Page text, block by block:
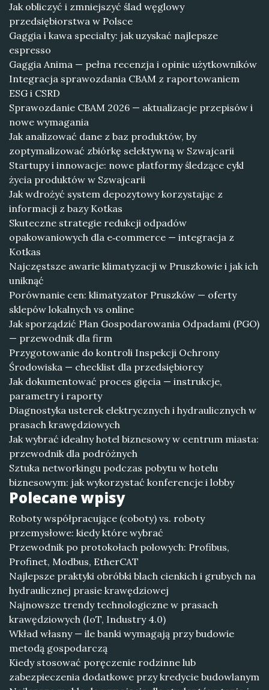
Jak obliczyć i zmniejszyć ślad węglowy
przedsiębiorstwa w Polsce
Gaggia i kawa specialty: jak uzyskać najlepsze
espresso
Gaggia Anima — pełna recenzja i opinie użytkowników
Integracja sprawozdania CBAM z raportowaniem
ESG i CSRD
Sprawozdanie CBAM 2026 — aktualizacje przepisów i
nowe wymagania
Jak analizować dane z baz produktów, by
zoptymalizować zbiórkę selektywną w Szwajcarii
Startupy i innowacje: nowe platformy śledzące cykl
życia produktów w Szwajcarii
Jak wdrożyć system depozytowy korzystając z
informacji z bazy Kotkas
Skuteczne strategie redukcji odpadów
opakowaniowych dla e‑commerce — integracja z
Kotkas
Najczęstsze awarie klimatyzacji w Pruszkowie i jak ich
uniknąć
Porównanie cen: klimatyzator Pruszków — oferty
sklepów lokalnych vs online
Jak sporządzić Plan Gospodarowania Odpadami (PGO)
— przewodnik dla firm
Przygotowanie do kontroli Inspekcji Ochrony
Środowiska — checklist dla przedsiębiorcy
Jak dokumentować proces gięcia — instrukcje,
parametry i raporty
Diagnostyka usterek elektrycznych i hydraulicznych w
prasach krawędziowych
Jak wybrać idealny hotel biznesowy w centrum miasta:
przewodnik dla podróżnych
Sztuka networkingu podczas pobytu w hotelu
biznesowym: jak wykorzystać konferencje i lobby
Polecane wpisy
Roboty współpracujące (coboty) vs. roboty
przemysłowe: kiedy które wybrać
Przewodnik po protokołach polowych: Profibus,
Profinet, Modbus, EtherCAT
Najlepsze praktyki obróbki blach cienkich i grubych na
hydraulicznej prasie krawędziowej
Najnowsze trendy technologiczne w prasach
krawędziowych (IoT, Industry 4.0)
Wkład własny — ile banki wymagają przy budowie
metodą gospodarczą
Kiedy stosować poręczenie rodzinne lub
zabezpieczenia dodatkowe przy kredycie budowlanym